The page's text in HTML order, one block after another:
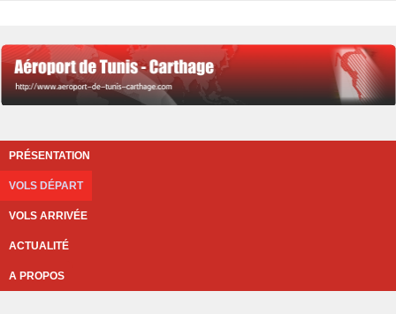
PRÉSENTATION
VOLS DÉPART
VOLS ARRIVÉE
ACTUALITÉ
A PROPOS